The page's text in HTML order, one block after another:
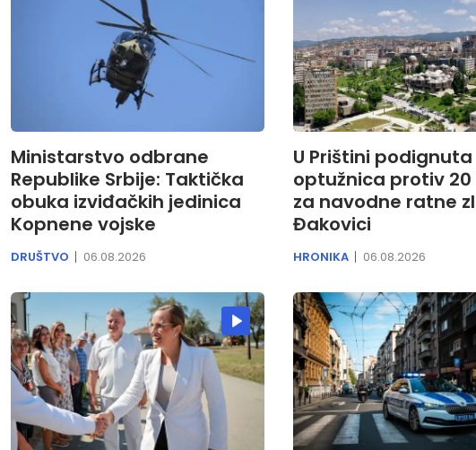
Ministarstvo odbrane
Republike Srbije: Taktička
obuka izviđačkih jedinica
Kopnene vojske
DRUŠTVO 06.08.2026
U Prištini podignuta
optužnica protiv
za navodne ratne
Đakovici
HRONIKA 06.08.2026